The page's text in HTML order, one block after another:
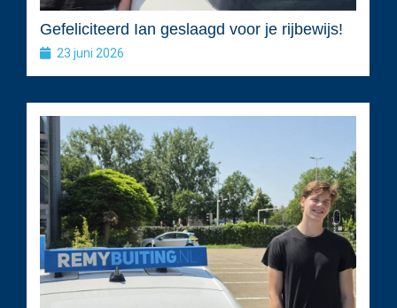
Gefeliciteerd Ian geslaagd voor je rijbewijs!
23 juni 2026